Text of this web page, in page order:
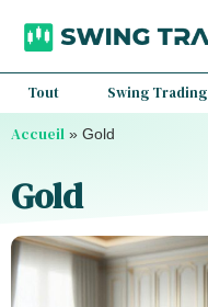
Tout Swing Trading
Accueil » Gold
Gold